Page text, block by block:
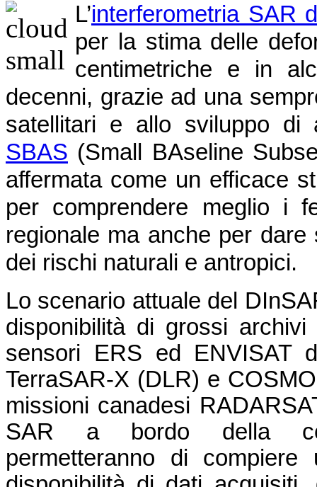
L’interferometria SAR
per la stima delle
centimetriche e in
decenni, grazie ad una
satellitari e allo sviluppo
SBAS (Small BAseline
affermata come un efficace
per comprendere meglio i
regionale ma anche per
dei rischi naturali e antropici.
Lo scenario attuale del
disponibilità di grossi
sensori ERS ed ENVISAT
TerraSAR-X (DLR) e
missioni canadesi
SAR a bordo della
permetteranno di